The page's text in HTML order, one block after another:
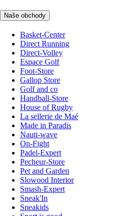
Naše obchody
Basket-Center
Direct Running
Direct-Volley
Espace Golf
Foot-Store
Gallop Store
Golf and co
Handball-Store
House of Rugby
La sellerie de Maé
Made in Paradis
Nauti-wave
On-Fight
Padel-Expert
Pecheur-Store
Pet and Garden
Slowood Interior
Smash-Expert
Sneak'In
Sneakids